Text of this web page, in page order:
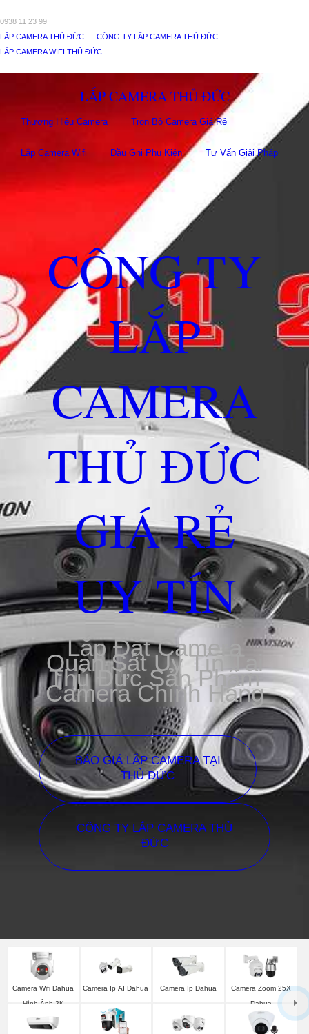
0938 11 23 99
LẮP CAMERA THỦ ĐỨC
CÔNG TY LẮP CAMERA THỦ ĐỨC
LẮP CAMERA WIFI THỦ ĐỨC
LẮP CAMERA THỦ ĐỨC
Thương Hiệu Camera Trọn Bộ Camera Giá Rẻ
Lắp Camera Wifi Đầu Ghi Phụ Kiên Tư Vấn Giải Pháp
CÔNG TY
LẮP
CAMERA
THỦ ĐỨC
GIÁ RẺ
UY TÍN
Lắp Đặt Camera
Quan Sát Uy Tín Tại
Thủ Đức Sản Phẩm
Camera Chính Hãng
BÁO GIÁ LẮP CAMERA TẠI
THỦ ĐỨC
CÔNG TY LẮP CAMERA THỦ
ĐỨC
Camera Wifi Dahua
Hình Ảnh 3K
Camera Ip AI Dahua Camera Ip Dahua
Camera Zoom 25X
Dahua